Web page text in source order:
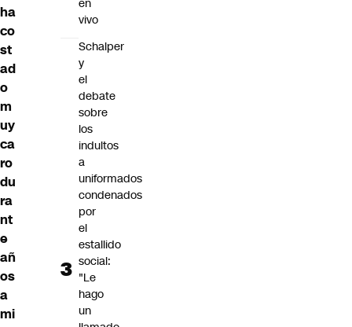
ha
co
st
ad
o
m
uy
ca
ro
du
ra
nt
e
añ
os
a
mi
en
vivo
Schalper
y
el
debate
sobre
los
indultos
a
uniformados
condenados
por
el
estallido
social:
"Le
hago
un